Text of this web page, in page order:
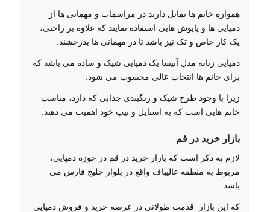
همواره خانم ها تمایل دارند در مراسمات و مهمانی ها از
دمپایی ها و پاپوش هایی استفاده نمایند که علاوه بر راحتی،
یک کار خاص و تک نیز باشد تا در مهمانی ها بدرخشند.
دمپایی زنانه مدل آنیسا یک دمپایی شیک و ساده می باشد که
برای خانم ها انتخاب عالی محسوب می شود.
زیرا با وجود طرح شیک و رنگبندی جذابی که دارد، مناسب
خانم هایی است که به استایل و تیپ خود اهمیت می دهند.
بازار خرید در قم
لازم به ذکر است که بازار خرید در قم در حوزه دمپایی،
مربوط به منطقه عالیباف واقع در بلوار خلیج فارس می
باشد.
که این بازار قدمت طولانی در عرصه خرید و فروش دمپایی